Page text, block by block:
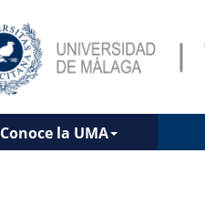
Conoce la UMA